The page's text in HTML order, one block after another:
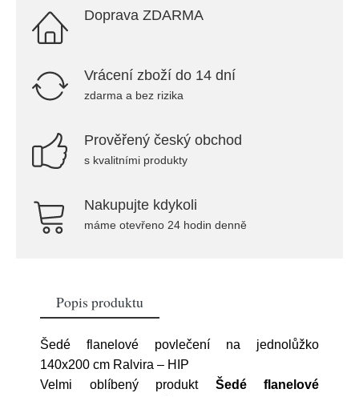
Doprava ZDARMA
Vrácení zboží do 14 dní
zdarma a bez rizika
Prověřený český obchod
s kvalitními produkty
Nakupujte kdykoli
máme otevřeno 24 hodin denně
Popis produktu
Šedé flanelové povlečení na jednolůžko
140x200 cm Ralvira – HIP
Velmi oblíbený produkt Šedé flanelové